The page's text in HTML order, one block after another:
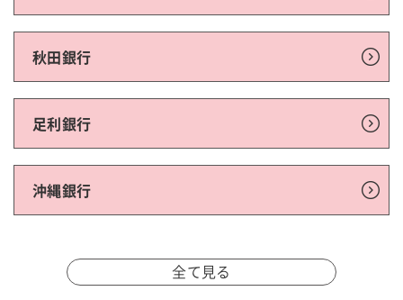
秋田銀行
足利銀行
沖縄銀行
全て見る